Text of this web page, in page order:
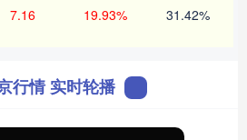
7.16 19.93% 31.42%
行情 实时轮播